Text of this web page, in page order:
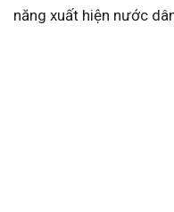
năng xuất hiện nước